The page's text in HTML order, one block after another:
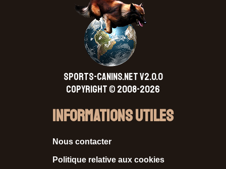
SPORTS-CANINS.NET V2.0.0
Copyright © 2008-2026
Informations Utiles
Nous contacter
Politique relative aux cookies